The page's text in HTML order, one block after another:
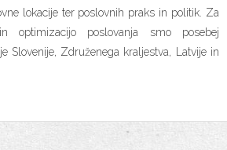
lokacije ter poslovnih praks in politik. Za
optimizacijo poslovanja smo posebej
Slovenije, Združenega kraljestva, Latvije in